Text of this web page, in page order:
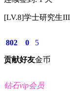
[LV.8]学士研究生
802
贡献
0
好友
5
金币
钻石vip会员